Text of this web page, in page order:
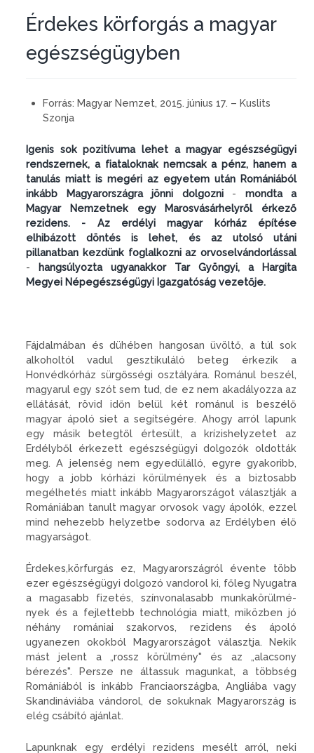
Érdekes körforgás a magyar
egészségügyben
Forrás: Magyar Nemzet, 2015. június 17. – Kuslits
Szonja
Igenis sok pozitívuma lehet a magyar egészségügyi
rend­szernek, a fiataloknak nem­csak a pénz, hanem a
tanulás miatt is megéri az egyetem után Romániából
inkább Ma­gyarországra jönni dolgozni - mondta a
Magyar Nemzetnek egy Marosvásárhelyről érkező
rezidens. - Az erdélyi magyar kórház építése
elhibázott dön­tés is lehet, és az utolsó utáni
pillanatban kezdünk foglal­kozni az orvoselvándorlással
- hangsúlyozta ugyanakkor Tar Gyöngyi, a Hargita
Megyei Népegészségügyi Igazgatóság vezetője.
Fájdalmában és dühében han­gosan üvöltő, a túl sok
alko­holtól vadul gesztikuláló beteg ér­kezik a
Honvédkórház sürgősségi osztályára. Románul beszél,
ma­gyarul egy szót sem tud, de ez nem akadályozza az
ellátását, rövid időn belül két románul is beszélő
magyar ápoló siet a segítségére. Ahogy arról lapunk
egy másik be­tegtől értesült, a krízishelyzetet az
Erdélyből érkezett egészségügyi dolgozók oldották
meg. A jelenség nem egyedülálló, egyre gyakoribb,
hogy a jobb kórházi körülmények és a biztosabb
megélhetés miatt inkább Magyarországot választják a
Romániában tanult magyar or­vosok vagy ápolók, ezzel
mind ne­hezebb helyzetbe sodorva az Er­délyben élő
magyarságot.
Érdekes,körfurgás ez, Magyar­országról évente több
ezer egész­ségügyi dolgozó vandorol ki, főleg Nyugatra
a magasabb fizetés, színvonalasabb munkakörülmé­
nyek és a fejlettebb technológia miatt, miközben jó
néhány romá­niai szakorvos, rezidens és ápoló
ugyanezen okokból Magyarorszá­got választja. Nekik
mást jelent a „rossz körülmény" és az „ala­csony
bérezés". Persze ne áltassuk magunkat, a többség
Romániából is inkább Franciaországba, Ang­liába vagy
Skandináviába vándo­rol, de sokuknak Magyarország is
elég csábító ajánlat.
Lapunknak egy erdélyi rezi­dens mesélt arról, neki